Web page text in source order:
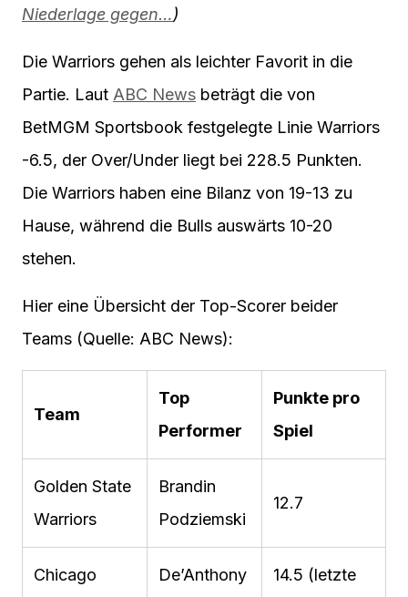
Niederlage gegen…)
Die Warriors gehen als leichter Favorit in die
Partie. Laut ABC News beträgt die von
BetMGM Sportsbook festgelegte Linie Warriors
-6.5, der Over/Under liegt bei 228.5 Punkten.
Die Warriors haben eine Bilanz von 19-13 zu
Hause, während die Bulls auswärts 10-20
stehen.
Hier eine Übersicht der Top-Scorer beider
Teams (Quelle: ABC News):
Team
Top
Performer
Punkte pro
Spiel
Golden State
Warriors
Brandin
Podziemski
12.7
Chicago
De’Anthony
14.5 (letzte